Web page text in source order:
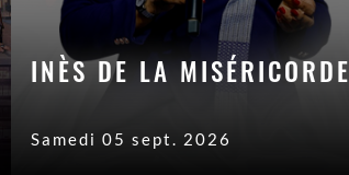
INÈS DE LA MISÉRICORDE
Samedi 05 sept. 2026